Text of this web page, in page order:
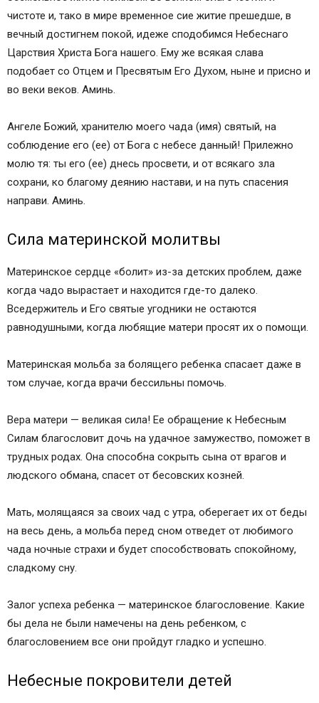
чистоте и, тако в мире временное сие житие прешедше, в
вечный достигнем покой, идеже сподобимся Небеснаго
Царствия Христа Бога нашего. Ему же всякая слава
подобает со Отцем и Пресвятым Его Духом, ныне и присно и
во веки веков. Аминь.
Ангеле Божий, хранителю моего чада (имя) святый, на
соблюдение его (ее) от Бога с небесе данный! Прилежно
молю тя: ты его (ее) днесь просвети, и от всякаго зла
сохрани, ко благому деянию настави, и на путь спасения
направи. Аминь.
Сила материнской молитвы
Материнское сердце «болит» из-за детских проблем, даже
когда чадо вырастает и находится где-то далеко.
Вседержитель и Его святые угодники не остаются
равнодушными, когда любящие матери просят их о помощи.
Материнская мольба за болящего ребенка спасает даже в
том случае, когда врачи бессильны помочь.
Вера матери — великая сила! Ее обращение к Небесным
Силам благословит дочь на удачное замужество, поможет в
трудных родах. Она способна сокрыть сына от врагов и
людского обмана, спасет от бесовских козней.
Мать, молящаяся за своих чад с утра, оберегает их от беды
на весь день, а мольба перед сном отведет от любимого
чада ночные страхи и будет способствовать спокойному,
сладкому сну.
Залог успеха ребенка — материнское благословение. Какие
бы дела не были намечены на день ребенком, с
благословением все они пройдут гладко и успешно.
Небесные покровители детей